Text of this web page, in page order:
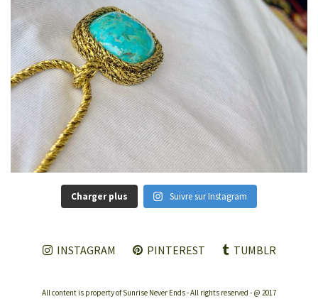
Charger plus Suivre sur Instagram
INSTAGRAM PINTEREST TUMBLR
All content is property of Sunrise Never Ends - All rights reserved - @ 2017